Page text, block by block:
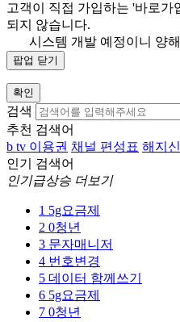
고객이 직접 가입하는 '바로가
되지 않습니다.
시스템 개발 예정이니 양해
팝업 닫기
확인
검색
추천 검색어
b tv 이용권 채널 편성표 해지
인기 검색어
인기급상승 더보기
1 5g요금제
2 0청년
3 문자매니저
4 번호변경
5 데이터 함께쓰기
6 5g요금제
7 0청년